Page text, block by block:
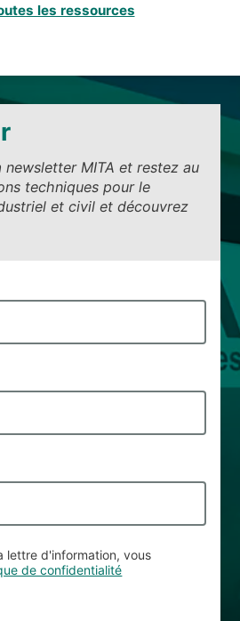
les ressources
MITA et restez au
techniques pour le
et civil et découvrez
lettre d'information, vous
de confidentialité